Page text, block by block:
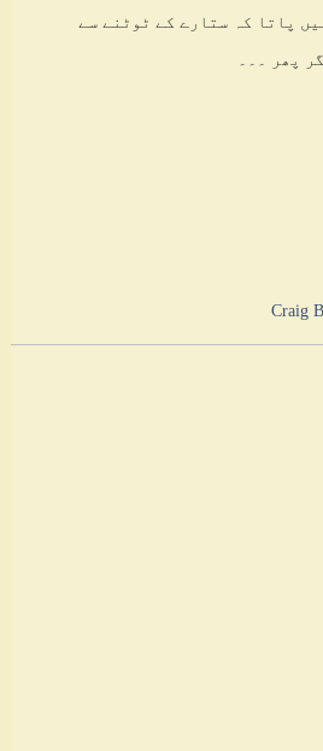
پاتا کہ ستارے کے ٹوٹنے سے
پھر ۔۔۔